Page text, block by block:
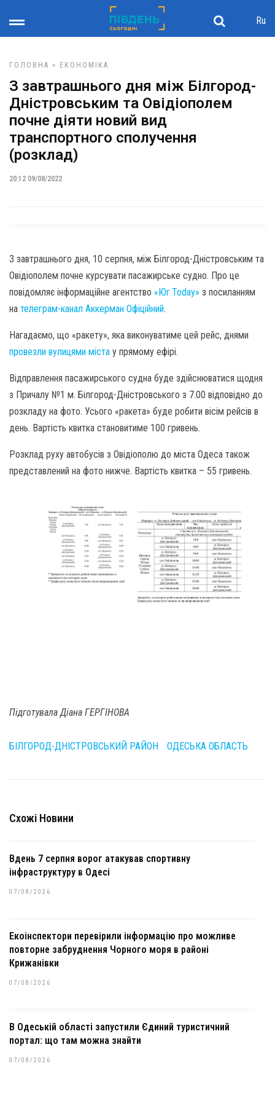
Ru
ГОЛОВНА » ЕКОНОМІКА
З завтрашнього дня між Білгород-
Дністровським та Овідіополем
почне діяти новий вид
транспортного сполучення
(розклад)
20:12 09/08/2022
З завтрашнього дня, 10 серпня, між Білгород-Дністровським та
Овідіополем почне курсувати пасажирське судно. Про це
повідомляє інформаційне агентство «Юг.Today» з посиланням
на телеграм-канал Аккерман Офіційний.
Нагадаємо, що «ракету», яка виконуватиме цей рейс, днями
провезли вулицями міста у прямому ефірі.
Відправлення пасажирського судна буде здійснюватися щодня
з Причалу №1 м. Білгород-Дністровського з 7.00 відповідно до
розкладу на фото. Усього «ракета» буде робити вісім рейсів в
день. Вартість квитка становитиме 100 гривень.
Розклад руху автобусів з Овідіополю до міста Одеса також
представлений на фото нижче. Вартість квитка – 55 гривень.
Підготувала Діана ГЕРГІНОВА
БІЛГОРОД-ДНІСТРОВСЬКИЙ РАЙОН ОДЕСЬКА ОБЛАСТЬ
Схожі Новини
Вдень 7 серпня ворог атакував спортивну
інфраструктуру в Одесі
07/08/2026
Екоінспектори перевірили інформацію про можливе
повторне забруднення Чорного моря в районі
Крижанівки
07/08/2026
В Одеській області запустили Єдиний туристичний
портал: що там можна знайти
07/08/2026